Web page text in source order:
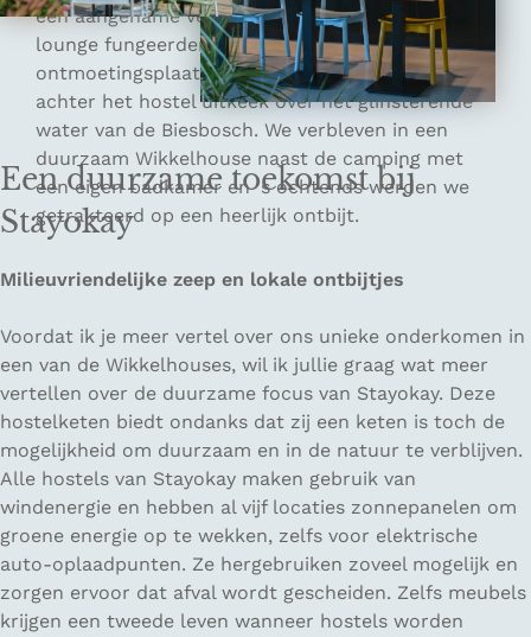
een aangename verrassing. De gezellige bar en
lounge fungeerden als een gezellige
ontmoetingsplaats, terwijl het grote terras
achter het hostel uitkeek over het glinsterende
water van de Biesbosch. We verbleven in een
duurzaam Wikkelhouse naast de camping met
een eigen badkamer en 's ochtends werden we
getrakteerd op een heerlijk ontbijt.
Een duurzame toekomst bij
Stayokay
Milieuvriendelijke zeep en lokale ontbijtjes
Voordat ik je meer vertel over ons unieke onderkomen in
een van de Wikkelhouses, wil ik jullie graag wat meer
vertellen over de duurzame focus van Stayokay. Deze
hostelketen biedt ondanks dat zij een keten is toch de
mogelijkheid om duurzaam en in de natuur te verblijven.
Alle hostels van Stayokay maken gebruik van
windenergie en hebben al vijf locaties zonnepanelen om
groene energie op te wekken, zelfs voor elektrische
auto-oplaadpunten. Ze hergebruiken zoveel mogelijk en
zorgen ervoor dat afval wordt gescheiden. Zelfs meubels
krijgen een tweede leven wanneer hostels worden